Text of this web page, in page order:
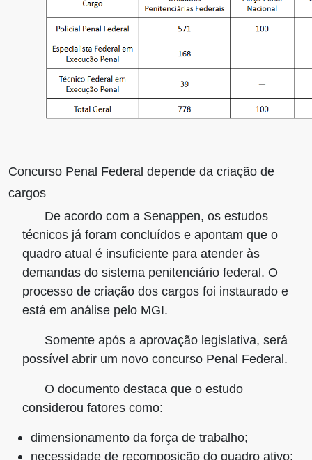
Concurso Penal Federal depende da criação de
cargos
De acordo com a Senappen, os estudos
técnicos já foram concluídos e apontam que o
quadro atual é insuficiente para atender às
demandas do sistema penitenciário federal. O
processo de criação dos cargos foi instaurado e
está em análise pelo MGI.
Somente após a aprovação legislativa, será
possível abrir um novo concurso Penal Federal.
O documento destaca que o estudo
considerou fatores como:
dimensionamento da força de trabalho;
necessidade de recomposição do quadro ativo;